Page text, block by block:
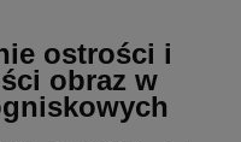
ostrości i
obraz w